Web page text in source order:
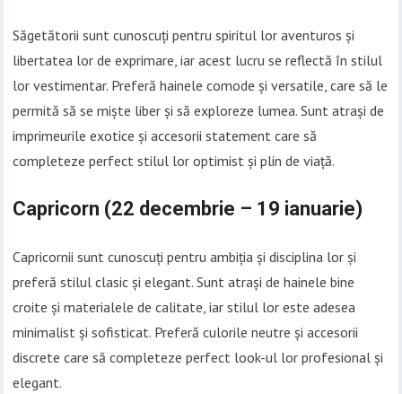
Săgetătorii sunt cunoscuți pentru spiritul lor aventuros și
libertatea lor de exprimare, iar acest lucru se reflectă în stilul
lor vestimentar. Preferă hainele comode și versatile, care să le
permită să se miște liber și să exploreze lumea. Sunt atrași de
imprimeurile exotice și accesorii statement care să
completeze perfect stilul lor optimist și plin de viață.
Capricorn (22 decembrie – 19 ianuarie)
Capricornii sunt cunoscuți pentru ambiția și disciplina lor și
preferă stilul clasic și elegant. Sunt atrași de hainele bine
croite și materialele de calitate, iar stilul lor este adesea
minimalist și sofisticat. Preferă culorile neutre și accesorii
discrete care să completeze perfect look-ul lor profesional și
elegant.